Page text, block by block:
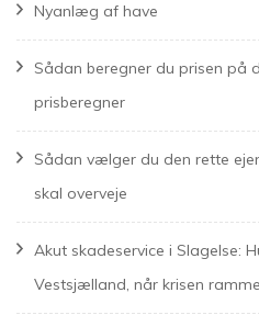
Nyanlæg af have
Sådan beregner du prisen på
prisberegner
Sådan vælger du den rette
skal overveje
Akut skadeservice i Slagelse:
Vestsjælland, når krisen